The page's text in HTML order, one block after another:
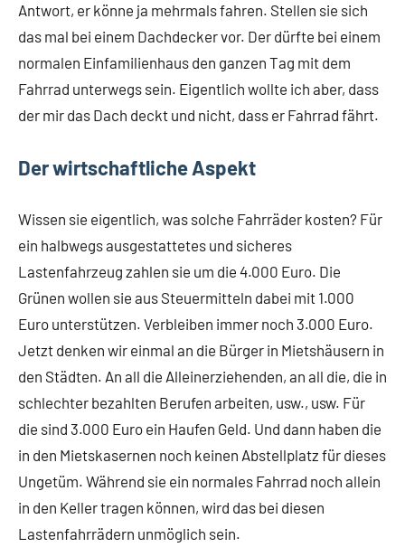
Antwort, er könne ja mehrmals fahren. Stellen sie sich
das mal bei einem Dachdecker vor. Der dürfte bei einem
normalen Einfamilienhaus den ganzen Tag mit dem
Fahrrad unterwegs sein. Eigentlich wollte ich aber, dass
der mir das Dach deckt und nicht, dass er Fahrrad fährt.
Der wirtschaftliche Aspekt
Wissen sie eigentlich, was solche Fahrräder kosten? Für
ein halbwegs ausgestattetes und sicheres
Lastenfahrzeug zahlen sie um die 4.000 Euro. Die
Grünen wollen sie aus Steuermitteln dabei mit 1.000
Euro unterstützen. Verbleiben immer noch 3.000 Euro.
Jetzt denken wir einmal an die Bürger in Mietshäusern in
den Städten. An all die Alleinerziehenden, an all die, die in
schlechter bezahlten Berufen arbeiten, usw., usw. Für
die sind 3.000 Euro ein Haufen Geld. Und dann haben die
in den Mietskasernen noch keinen Abstellplatz für dieses
Ungetüm. Während sie ein normales Fahrrad noch allein
in den Keller tragen können, wird das bei diesen
Lastenfahrrädern unmöglich sein.